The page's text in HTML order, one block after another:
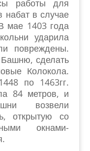
работы для
набат в случае
мае 1403 года
ударила
повреждены.
сделать
Колокола.
по 1463гг.
84 метров, и
возвели
открытую со
окнами-